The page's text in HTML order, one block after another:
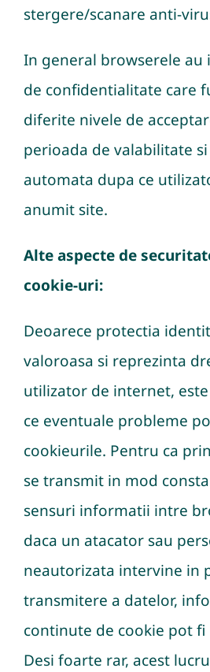
stergere/scanare anti-
In general browserele au
de confidentialitate care
diferite nivele de
perioada de valabilitate
automata dupa ce
anumit site.
Alte aspecte de
cookie-uri:
Deoarece protectia
valoroasa si reprezinta
utilizator de internet,
ce eventuale probleme
cookieurile. Pentru ca
se transmit in mod
sensuri informatii intre
daca un atacator sau
neautorizata intervine in
transmitere a datelor,
continute de cookie pot
Desi foarte rar, acest